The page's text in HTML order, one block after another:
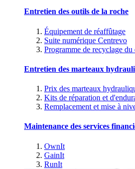
Entretien des outils de la roche
Équipement de réaffûtage
Suite numérique Centrevo
Programme de recyclage du
Entretien des marteaux
Prix des marteaux
Kits de réparation et
Remplacement et mise à
Maintenance des services
OwnIt
GainIt
RunIt